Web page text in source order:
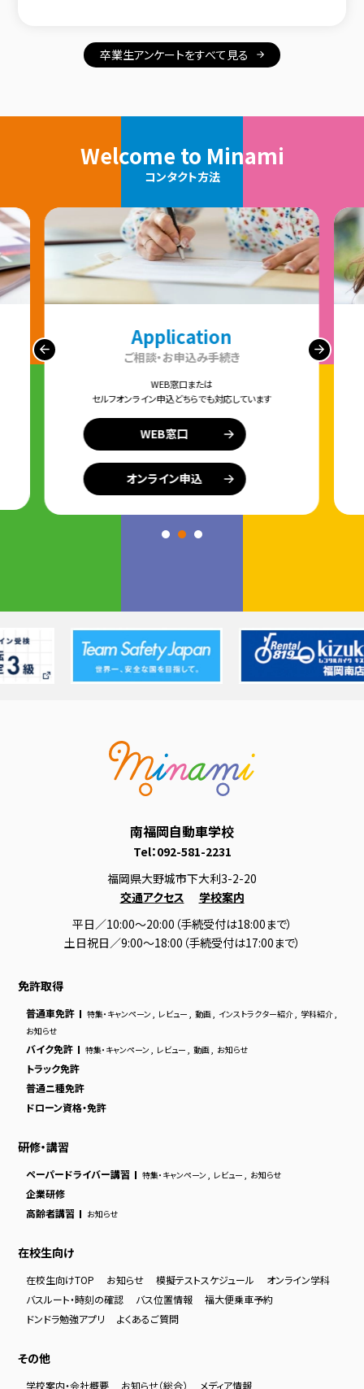
卒業生アンケートをすべて見る
Welcome to Minami
コンタクト方法
Application
ご相談・お申込み手続き
WEB窓口または
セルフオンライン申込どちらでも対応しています
WEB窓口
オンライン申込
南福岡自動車学校
Tel：092-581-2231
福岡県大野城市下大利3-2-20
交通アクセス
学校案内
平日／10:00～20:00（手続受付は18:00まで）
土日祝日／9:00～18:00（手続受付は17:00まで）
免許取得
普通車免許 特集・キャンペーン レビュー 動画, インストラクター紹介, 学科紹介,
お知らせ
バイク免許 特集・キャンペーン レビュー 動画, お知らせ
トラック免許
普通ニ種免許
ドローン資格・免許
研修・講習
ペーパードライバー講習 特集・キャンペーン レビュー お知らせ
企業研修
高齢者講習
お知らせ
在校生向け
在校生向けTOP お知らせ 模擬テストスケジュール
オンライン学科
バスルート・時刻の確認
バス位置情報
福大便乗車予約
ドンドラ勉強アプリ
よくあるご質問
その他
学校案内・会社概要 お知らせ（総合） メディア情報